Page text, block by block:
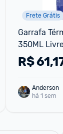
Frete Grátis
Garrafa
350ML
Saudável +
R$
Anderson
há 1 sem